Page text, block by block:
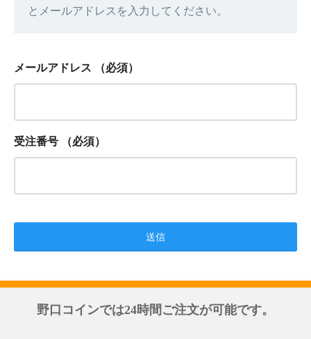
とメールアドレスを入力してください。
メールアドレス （必須）
受注番号 （必須）
野口コインでは24時間ご注文が可能です。